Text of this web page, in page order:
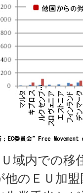
Ｕ域内での移
他のＥＵ加